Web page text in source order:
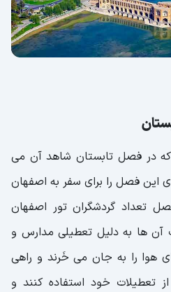
که در فصل تابستان شاهد آن می
این فصل را برای سفر به اصفهان
تعداد گردشگران تور اصفهان
آن ها به دلیل تعطیلی مدارس و
هوا را به جان می خَرند و راهی
تعطیلات خود استفاده کنند و